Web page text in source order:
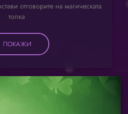
отговорите на магическата
топка
ПОКАЖИ